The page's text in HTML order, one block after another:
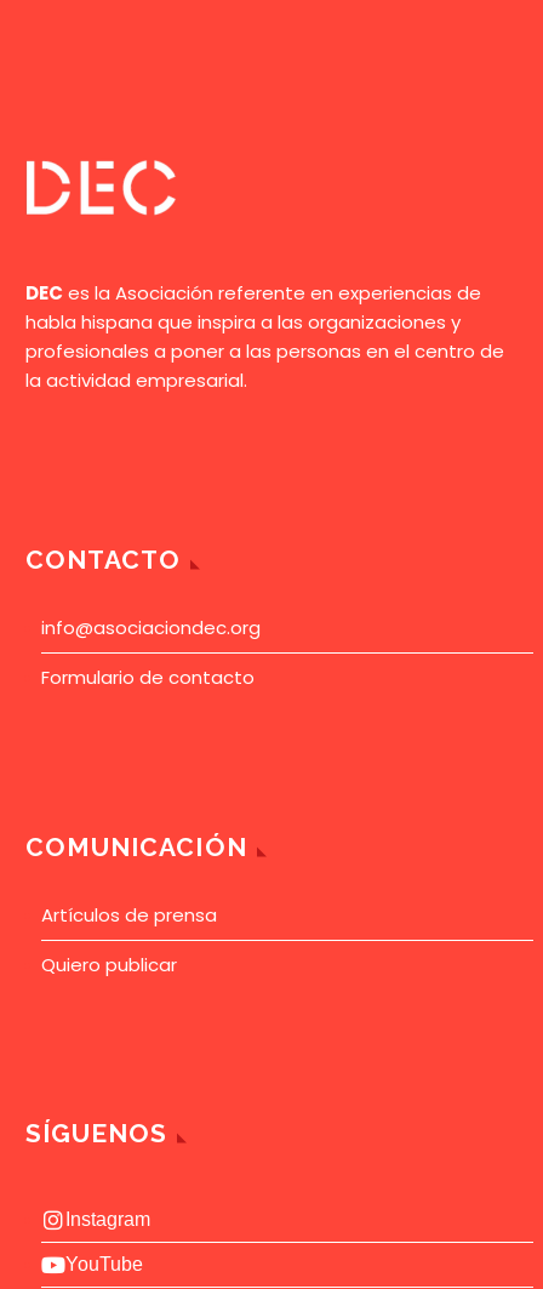
DEC es la Asociación referente en experiencias de
habla hispana que inspira a las organizaciones y
profesionales a poner a las personas en el centro de
la actividad empresarial.
CONTACTO
info@asociaciondec.org
Formulario de contacto
COMUNICACIÓN
Artículos de prensa
Quiero publicar
SÍGUENOS
Instagram
YouTube